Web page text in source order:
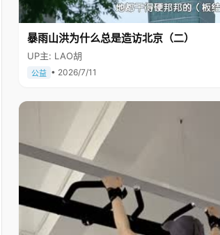
暴雨山洪为什么总是造访北京（二）
UP主: LAO胡
公益 • 2026/7/11